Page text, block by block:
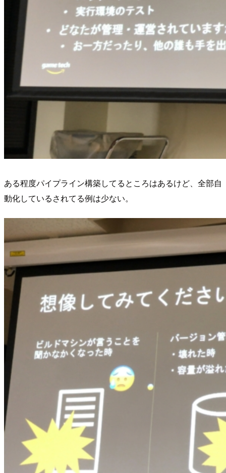
ある程度パイプライン構築してるところはあるけど、全部自
動化しているされてる例は少ない。